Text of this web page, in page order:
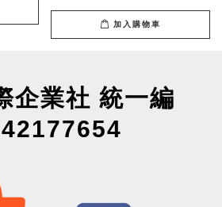
加入購物車
企業社 統一編